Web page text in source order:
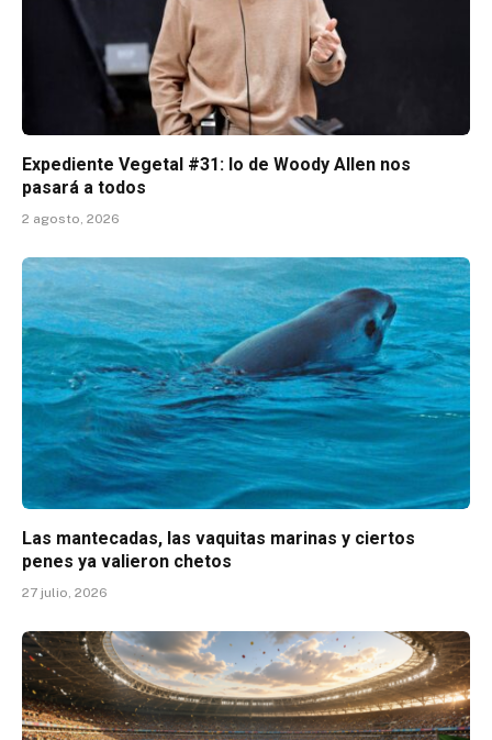
Expediente Vegetal #31: lo de Woody Allen nos
pasará a todos
2 agosto, 2026
Las mantecadas, las vaquitas marinas y ciertos
penes ya valieron chetos
27 julio, 2026